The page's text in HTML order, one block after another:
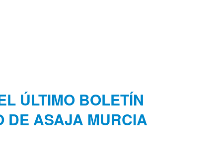
ÚLTIMO BOLETÍN
DE ASAJA MURCIA